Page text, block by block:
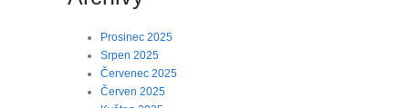
Prosinec 2025
Srpen 2025
Červenec 2025
Červen 2025